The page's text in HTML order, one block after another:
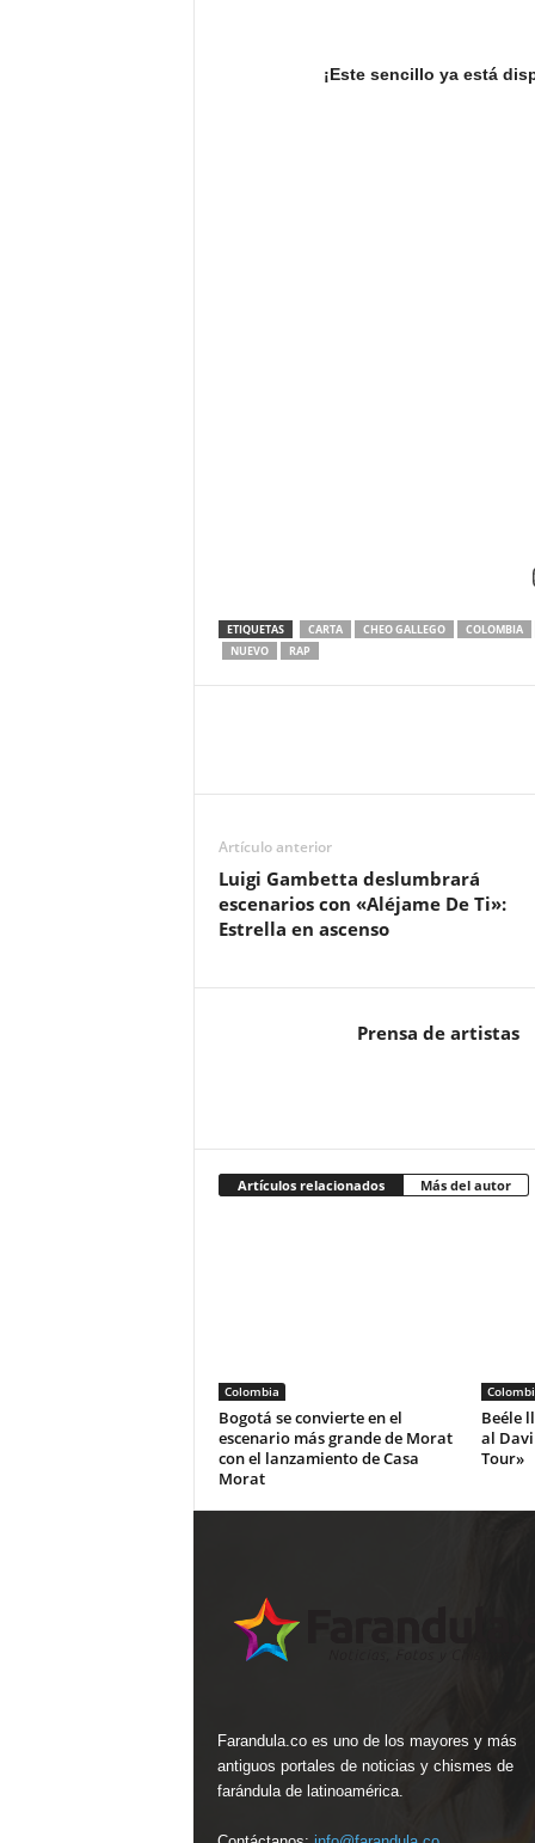
¡Este sencillo ya está
ETIQUETAS CARTA CHEO GALLEGO COLOMBIA
NUEVO
RAP
Artículo anterior
Luigi Gambetta deslumbrará
escenarios con «Aléjame De Ti»:
Estrella en ascenso
Prensa de artistas
Artículos relacionados Más del autor
Colombia
Bogotá se convierte en el
escenario más grande de Morat
con el lanzamiento de Casa
Morat
Beéle
al
Tour»
Farandula.co es uno de los mayores y más
antiguos portales de noticias y chismes de
farándula de latinoamérica.